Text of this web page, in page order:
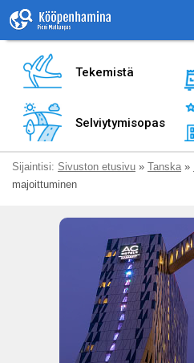
Tekemistä
Selviytymisopas
Sijaintisi: Sivuston etusivu » Tanska»
majoittuminen